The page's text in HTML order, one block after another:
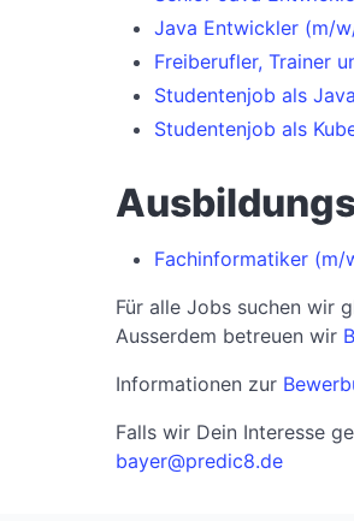
Java Entwickler (m/
Freiberufler, Trainer
Studentenjob als
Studentenjob als
Fachinformatiker (m/
Für alle Jobs suchen wir
Ausserdem betreuen wir
Informationen zur
Falls wir Dein Interesse
bayer@predic8.de